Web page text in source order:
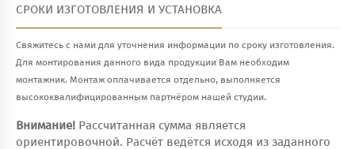
СРОКИ ИЗГОТОВЛЕНИЯ И УСТАНОВКА
Свяжитесь с нами для уточнения информации по сроку изготовления.
Для монтирования данного вида продукции Вам необходим
монтажник. Монтаж оплачивается отдельно, выполняется
высококвалифицированным партнёром нашей студии.
Внимание! Рассчитанная сумма является
ориентировочной. Расчёт ведётся исходя из заданного